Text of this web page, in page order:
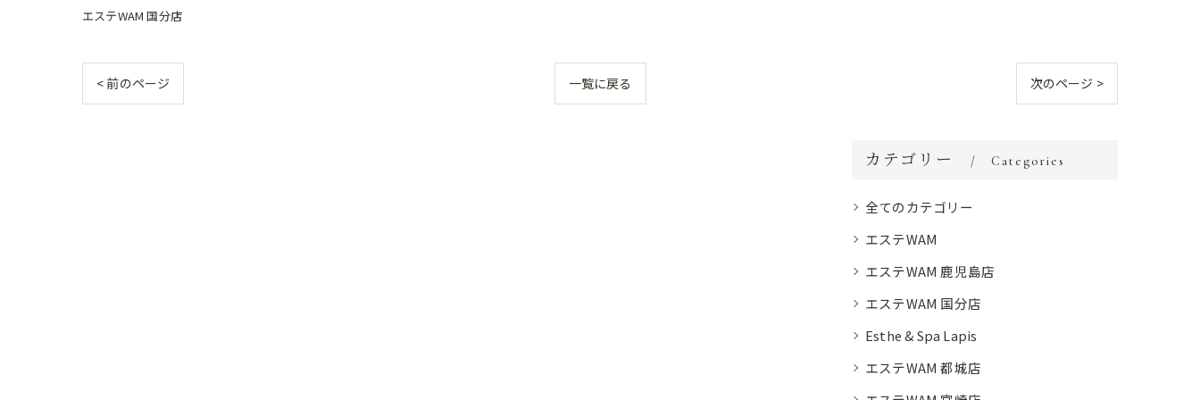
エステWAM 国分店
< 前のページ 一覧に戻る 次のページ >
カテゴリー Categories
全てのカテゴリー
エステWAM
エステWAM 鹿児島店
エステWAM 国分店
Esthe & Spa Lapis
エステWAM 都城店